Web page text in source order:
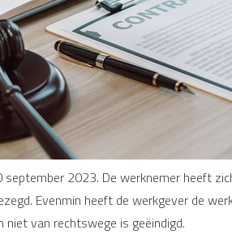
2023. De werknemer heeft
Evenmin heeft de werkgever de
van rechtswege is geëindigd.